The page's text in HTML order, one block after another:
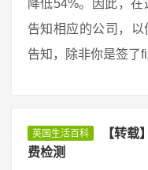
降低54%。因此，
告知相应的公司，
告知，除非你是签了
英国生活百科
【转载
费检测